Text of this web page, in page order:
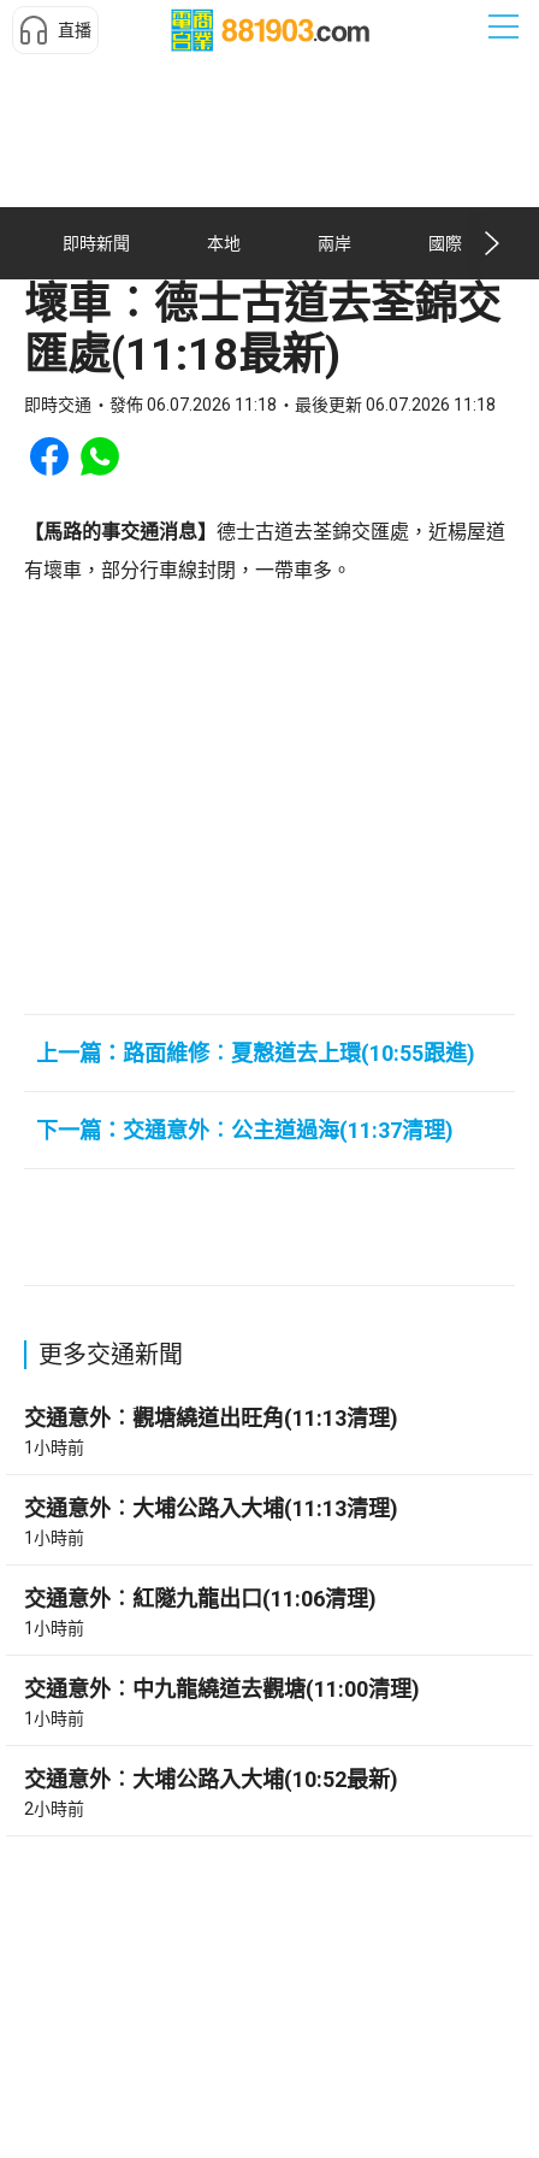
直播
即時新聞 本地 兩岸 國際
壞車︰德士古道去荃錦交
匯處(11:18最新)
即時交通 發佈 06.07.2026 11:18 最後更新 06.07.2026 11:18
Share to Facebook
Share to WhatsApp
【馬路的事交通消息】 德士古道去荃錦交匯處，近楊屋道
有壞車，部分行車線封閉，一帶車多。
上一篇：路面維修︰夏慤道去上環(10:55跟進)
下一篇：交通意外︰公主道過海(11:37清理)
更多交通新聞
交通意外︰觀塘繞道出旺角(11:13清理)
1小時前
交通意外︰大埔公路入大埔(11:13清理)
1小時前
交通意外︰紅隧九龍出口(11:06清理)
1小時前
交通意外︰中九龍繞道去觀塘(11:00清理)
1小時前
交通意外︰大埔公路入大埔(10:52最新)
2小時前